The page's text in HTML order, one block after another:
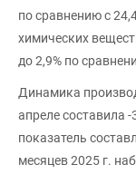
по сравнению с
химических
до 2,9% по
Динамика
апреле составила
показатель
месяцев 2025 г.